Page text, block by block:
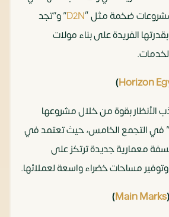
مشروعات ضخمة مثل “D2N” و”تجد
الفريدة على بناء مولات
Horizon
)
الأنظار بقوة من خلال مشروعها
في التجمع الخامس، حيث تعتمد في
معمارية جديدة ترتكز على
مساحات خضراء واسعة لعملائها.
Main Marks
)